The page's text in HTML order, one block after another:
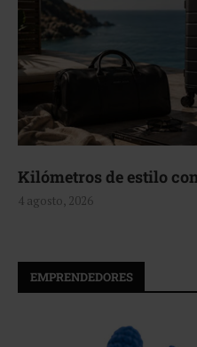
Kilómetros de estilo
4 agosto, 2026
EMPRENDEDORES